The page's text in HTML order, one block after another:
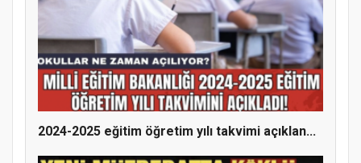
2024-2025 eğitim öğretim yılı takvimi açıklan...